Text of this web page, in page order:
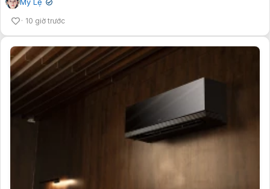
✔
10 giờ trước